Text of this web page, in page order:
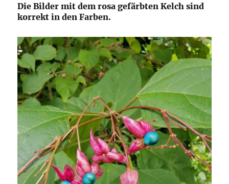
Die Bilder mit dem rosa gefärbten Kelch sind
korrekt in den Farben.